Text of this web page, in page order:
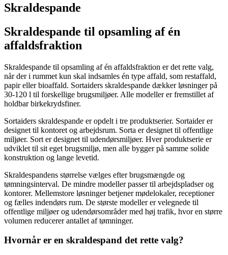
Skraldespande
Skraldespande til opsamling af én
affaldsfraktion
Skraldespande til opsamling af én affaldsfraktion er det rette valg,
når der i rummet kun skal indsamles én type affald, som restaffald,
papir eller bioaffald. Sortaiders skraldespande dækker løsninger på
30-120 l til forskellige brugsmiljøer. Alle modeller er fremstillet af
holdbar birkekrydsfiner.
Sortaiders skraldespande er opdelt i tre produktserier. Sortaider er
designet til kontoret og arbejdsrum. Sorta er designet til offentlige
miljøer. Sort er designet til udendørsmiljøer. Hver produktserie er
udviklet til sit eget brugsmiljø, men alle bygger på samme solide
konstruktion og lange levetid.
Skraldespandens størrelse vælges efter brugsmængde og
tømningsinterval. De mindre modeller passer til arbejdspladser og
kontorer. Mellemstore løsninger betjener mødelokaler, receptioner
og fælles indendørs rum. De største modeller er velegnede til
offentlige miljøer og udendørsområder med høj trafik, hvor en større
volumen reducerer antallet af tømninger.
Hvornår er en skraldespand det rette valg?